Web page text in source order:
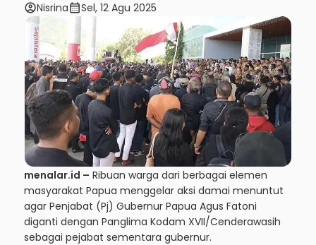
account_circleNisrinacalendar_monthSel, 12 Agu 2025
menalar.id – Ribuan warga dari berbagai elemen
masyarakat Papua menggelar aksi damai menuntut
agar Penjabat (Pj) Gubernur Papua Agus Fatoni
diganti dengan Panglima Kodam XVII/Cenderawasih
sebagai pejabat sementara gubernur.